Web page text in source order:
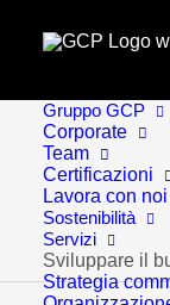
Gruppo GCP
Corporate
Team
Certificazioni
Lavora con noi
Sostenibilità
Servizi
Sviluppare il
Strategia
Home
CRESCITA